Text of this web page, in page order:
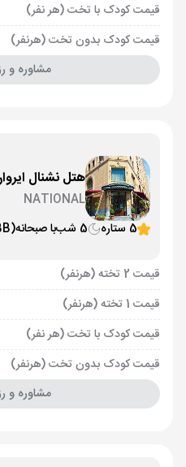
قیمت کودک با تخت (هر نفر)
قیمت کودک بدون تخت (هرنفر)
مشاوره و
هتل نشنال
NATIONAL
5 ستاره
5 شب با صبحانه(BB)
قیمت 2 تخته (هرنفر)
قیمت 1 تخته (هرنفر)
قیمت کودک با تخت (هر نفر)
قیمت کودک بدون تخت (هرنفر)
مشاوره و